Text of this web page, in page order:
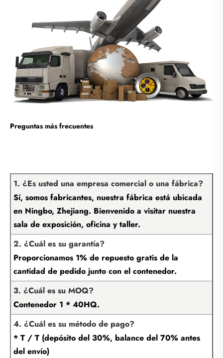
Preguntas más frecuentes
1. ¿Es usted una empresa comercial o una fábrica?
Sí, somos fabricantes, nuestra fábrica está ubicada
en Ningbo, Zhejiang. Bienvenido a visitar nuestra
sala de exposición, oficina y taller.
2. ¿Cuál es su garantía?
Proporcionamos 1% de repuesto gratis de la
cantidad de pedido junto con el contenedor.
3. ¿Cuál es su MOQ?
Contenedor 1 * 40HQ.
4. ¿Cuál es su método de pago?
* T / T (depósito del 30%, balance del 70% antes
del envío)